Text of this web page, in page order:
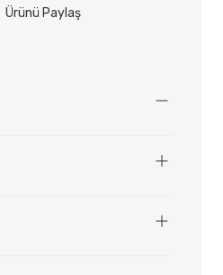
Ürünü Paylaş